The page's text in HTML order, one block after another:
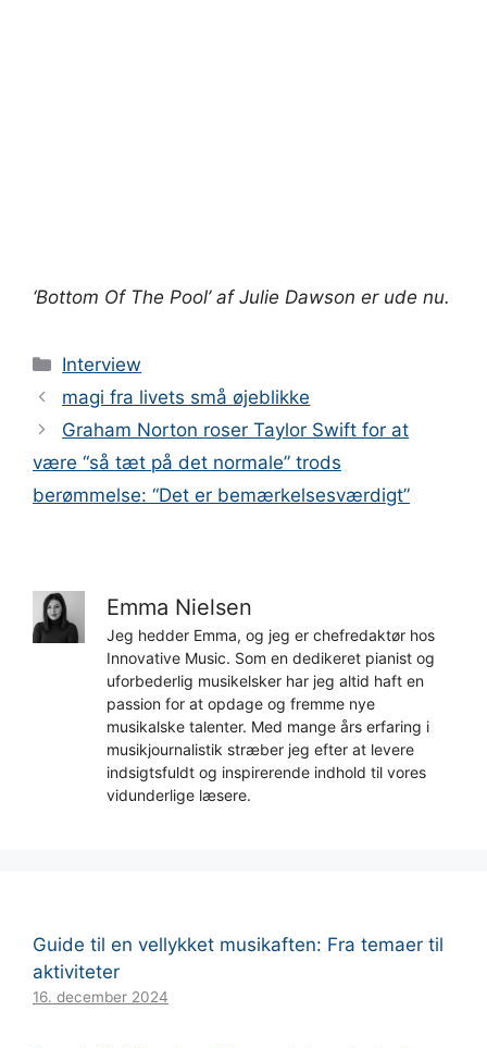
‘Bottom Of The Pool’ af Julie Dawson er ude nu.
Kategorier
Interview
magi fra livets små øjeblikke
Graham Norton roser Taylor Swift for at
være “så tæt på det normale” trods
berømmelse: “Det er bemærkelsesværdigt”
Emma Nielsen
Jeg hedder Emma, og jeg er chefredaktør hos
Innovative Music. Som en dedikeret pianist og
uforbederlig musikelsker har jeg altid haft en
passion for at opdage og fremme nye
musikalske talenter. Med mange års erfaring i
musikjournalistik stræber jeg efter at levere
indsigtsfuldt og inspirerende indhold til vores
vidunderlige læsere.
Guide til en vellykket musikaften: Fra temaer til
aktiviteter
16. december 2024